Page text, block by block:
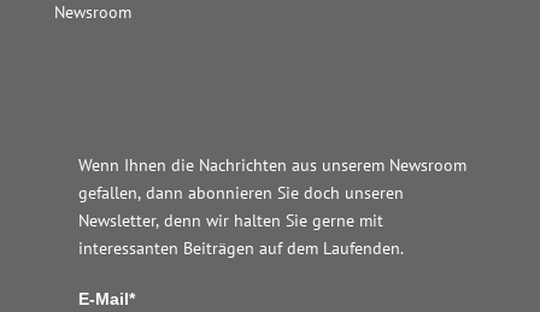
Newsroom
Wenn Ihnen die Nachrichten aus unserem Newsroom
gefallen, dann abonnieren Sie doch unseren
Newsletter, denn wir halten Sie gerne mit
interessanten Beiträgen auf dem Laufenden.
E-Mail*